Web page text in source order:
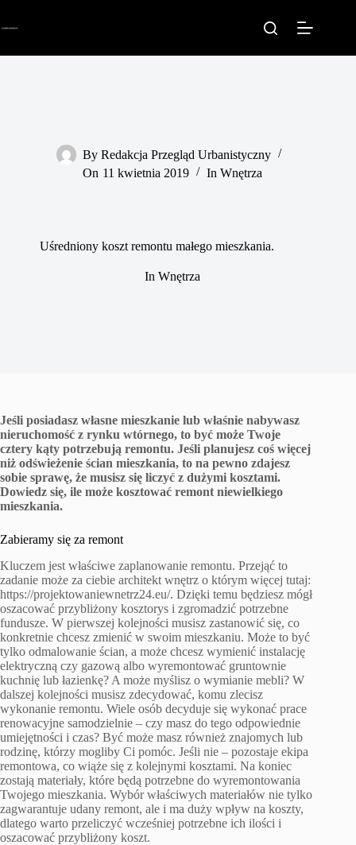
By Redakcja Przegląd Urbanistyczny
On 11 kwietnia 2019 In Wnętrza
Uśredniony koszt remontu małego mieszkania.
In Wnętrza
Jeśli posiadasz własne mieszkanie lub właśnie nabywasz
nieruchomość z rynku wtórnego, to być może Twoje
cztery kąty potrzebują remontu. Jeśli planujesz coś więcej
niż odświeżenie ścian mieszkania, to na pewno zdajesz
sobie sprawę, że musisz się liczyć z dużymi kosztami.
Dowiedz się, ile może kosztować remont niewielkiego
mieszkania.
Zabieramy się za remont
Kluczem jest właściwe zaplanowanie remontu. Przejąć to
zadanie może za ciebie architekt wnętrz o którym więcej tutaj:
https://projektowaniewnetrz24.eu/. Dzięki temu będziesz mógł
oszacować przybliżony kosztorys i zgromadzić potrzebne
fundusze. W pierwszej kolejności musisz zastanowić się, co
konkretnie chcesz zmienić w swoim mieszkaniu. Może to być
tylko odmalowanie ścian, a może chcesz wymienić instalację
elektryczną czy gazową albo wyremontować gruntownie
kuchnię lub łazienkę? A może myślisz o wymianie mebli? W
dalszej kolejności musisz zdecydować, komu zlecisz
wykonanie remontu. Wiele osób decyduje się wykonać prace
renowacyjne samodzielnie – czy masz do tego odpowiednie
umiejętności i czas? Być może masz również znajomych lub
rodzinę, którzy mogliby Ci pomóc. Jeśli nie – pozostaje ekipa
remontowa, co wiąże się z kolejnymi kosztami. Na koniec
zostają materiały, które będą potrzebne do wyremontowania
Twojego mieszkania. Wybór właściwych materiałów nie tylko
zagwarantuje udany remont, ale i ma duży wpływ na koszty,
dlatego warto przeliczyć wcześniej potrzebne ich ilości i
oszacować przybliżony koszt.